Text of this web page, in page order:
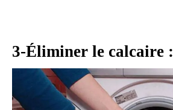
3-Éliminer le calcaire :